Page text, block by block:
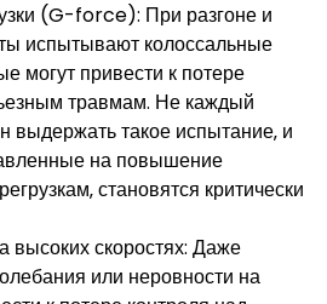
(G-force): При разгоне и
испытывают колоссальные
могут привести к потере
травмам. Не каждый
выдержать такое испытание‚ и
на повышение
становятся критически
высоких скоростях: Даже
или неровности на